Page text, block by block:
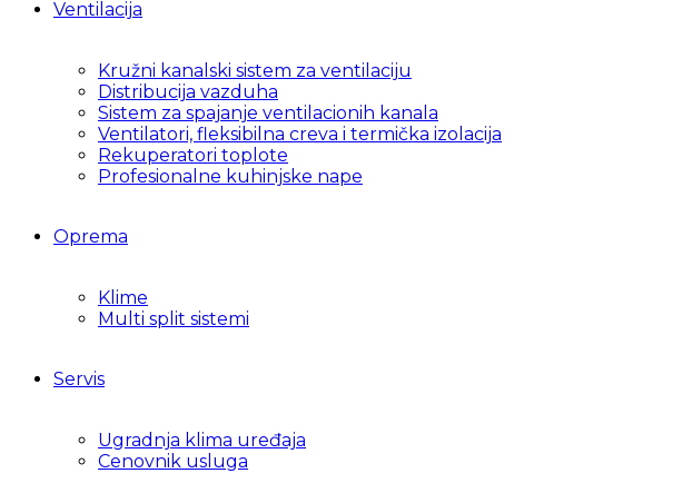
Ventilacija
Kružni kanalski sistem za ventilaciju
Distribucija vazduha
Sistem za spajanje ventilacionih kanala
Ventilatori, fleksibilna creva i termička izolacija
Rekuperatori toplote
Profesionalne kuhinjske nape
Oprema
Klime
Multi split sistemi
Servis
Ugradnja klima uređaja
Cenovnik usluga